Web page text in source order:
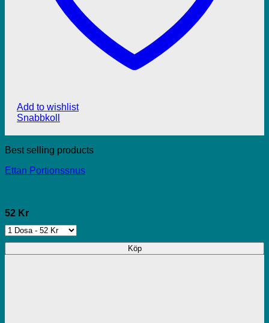
Add to wishlist
Snabbkoll
Best selling products
Ettan Portionssnus
52 Kr
Köp